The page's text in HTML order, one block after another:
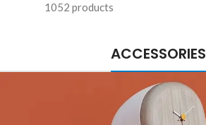
1052 products
ACCESSORIES